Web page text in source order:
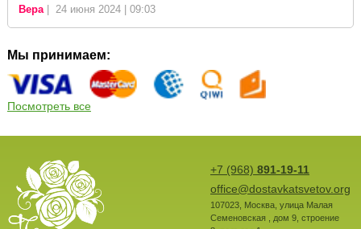
Вера| 24 июня 2024 | 09:03
Мы принимаем:
Посмотреть все
+7 (968) 891-19-11
office@dostavkatsvetov.org
107023, Москва, улица Малая
Семеновская , дом 9, строение